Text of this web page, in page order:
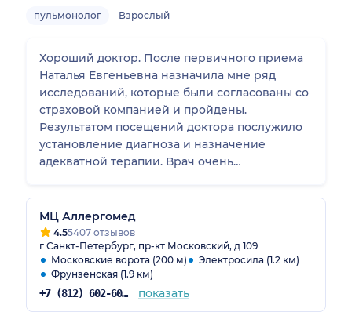
пульмонолог Взрослый
Хороший доктор. После первичного приема
Наталья Евгеньевна назначила мне ряд
исследований, которые были согласованы со
страховой компанией и пройдены.
Результатом посещений доктора послужило
установление диагноза и назначение
адекватной терапии. Врач очень
прием на профессиональном уровне. У меня,
как у пациентки, сформировалось полное
доверие к Наталье Евгеньевне, как к доктору.
МЦ Аллергомед
4.55407 отзывов
г Санкт-Петербург, пр-кт Московский, д 109
Московские ворота (200 м)
Электросила (1.2 км)
Фрунзенская (1.9 км)
+7 (812) 602-60-33 показать